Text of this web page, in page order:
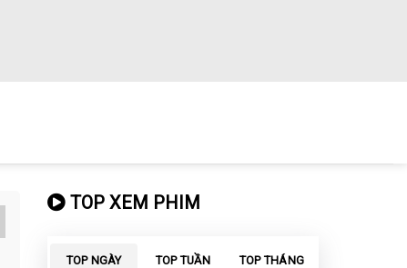
TOP XEM PHIM
TOP NGÀY TOP TUẦN TOP THÁNG